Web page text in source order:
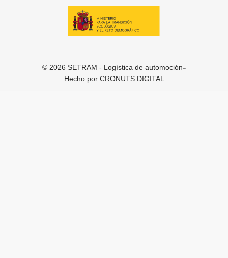
© 2026 SETRAM - Logística de automoción-
Hecho por CRONUTS.DIGITAL